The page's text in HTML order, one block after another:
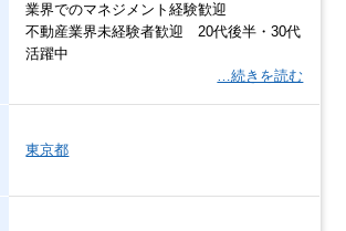
業界でのマネジメント経験歓迎
不動産業界未経験者歓迎 20代後半・30代
活躍中
…続きを読む
東京都